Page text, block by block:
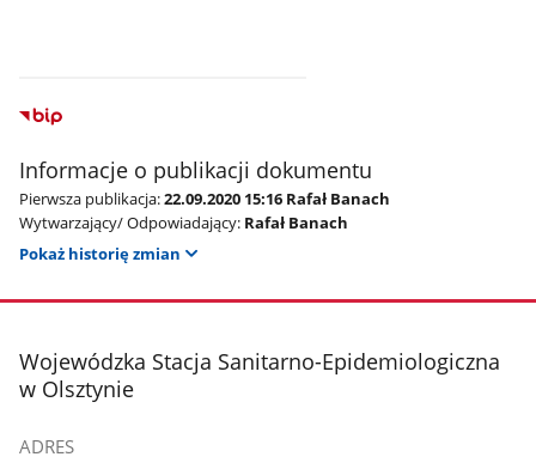
Informacje o publikacji dokumentu
Pierwsza publikacja:22.09.2020 15:16 Rafał Banach
Wytwarzający/ Odpowiadający: Rafał Banach
Pokaż historię zmian
stopka
Wojewódzka Stacja Sanitarno-Epidemiologiczna
w Olsztynie
ADRES